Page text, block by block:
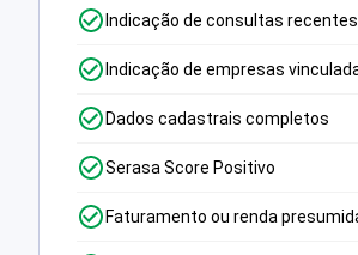
Indicação de consultas recentes
Indicação de empresas
Dados cadastrais completos
Serasa Score Positivo
Faturamento ou renda